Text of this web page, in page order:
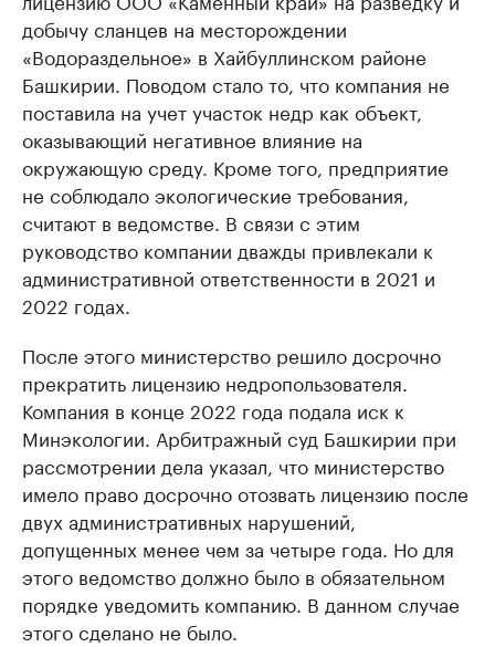
добычу сланцев на месторождении
«Водораздельное» в Хайбуллинском районе
Башкирии. Поводом стало то, что компания не
поставила на учет участок недр как объект,
оказывающий негативное влияние на
окружающую среду. Кроме того, предприятие
не соблюдало экологические требования,
считают в ведомстве. В связи с этим
руководство компании дважды привлекали к
административной ответственности в 2021 и
2022 годах.
После этого министерство решило досрочно
прекратить лицензию недропользователя.
Компания в конце 2022 года подала иск к
Минэкологии. Арбитражный суд Башкирии при
рассмотрении дела указал, что министерство
имело право досрочно отозвать лицензию после
двух административных нарушений,
допущенных менее чем за четыре года. Но для
этого ведомство должно было в обязательном
порядке уведомить компанию. В данном случае
этого сделано не было.